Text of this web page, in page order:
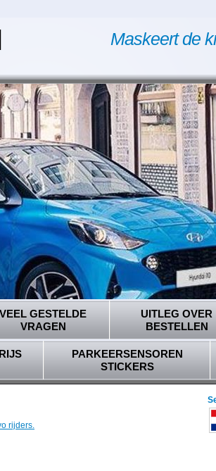
Maskeert de
VEEL GESTELDE
VRAGEN
UITLEG OVER
BESTELLEN
PARKEERSENSOREN
STICKERS
rijders.